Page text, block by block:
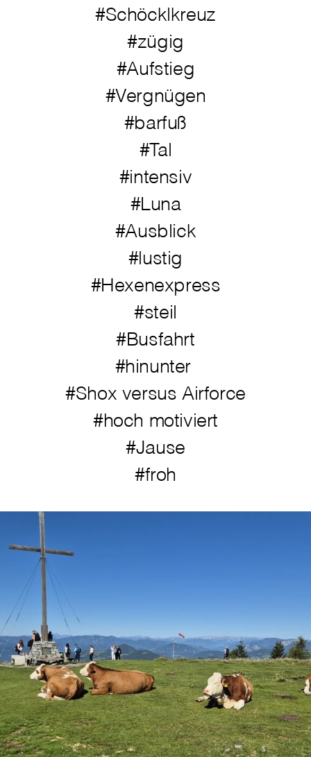
#Schöcklkreuz
#zügig
#Aufstieg
#Vergnügen
#barfuß
#Tal
#intensiv
#Luna
#Ausblick
#lustig
#Hexenexpress
#steil
#Busfahrt
#hinunter
#Shox versus Airforce
#hoch motiviert
#Jause
#froh